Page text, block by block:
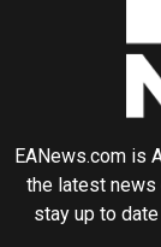
EANews.com is
the latest news
stay up to